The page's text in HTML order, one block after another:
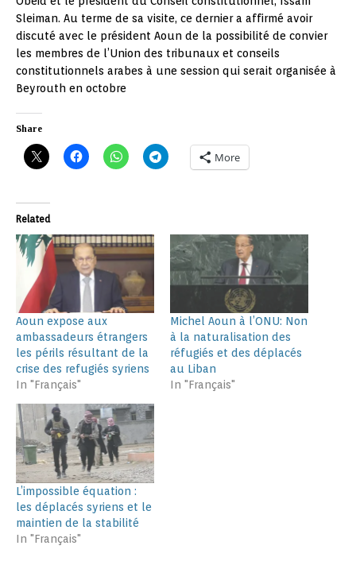
Sleiman. Au terme de sa visite, ce dernier a affirmé avoir
discuté avec le président Aoun de la possibilité de convier
les membres de l’Union des tribunaux et conseils
constitutionnels arabes à une session qui serait organisée à
Beyrouth en octobre
Share
More
Related
Aoun expose aux
ambassadeurs étrangers
les périls résultant de la
crise des refugiés syriens
In "Français"
Michel Aoun à l’ONU: Non
à la naturalisation des
réfugiés et des déplacés
au Liban
In "Français"
L’impossible équation :
les déplacés syriens et le
maintien de la stabilité
In "Français"